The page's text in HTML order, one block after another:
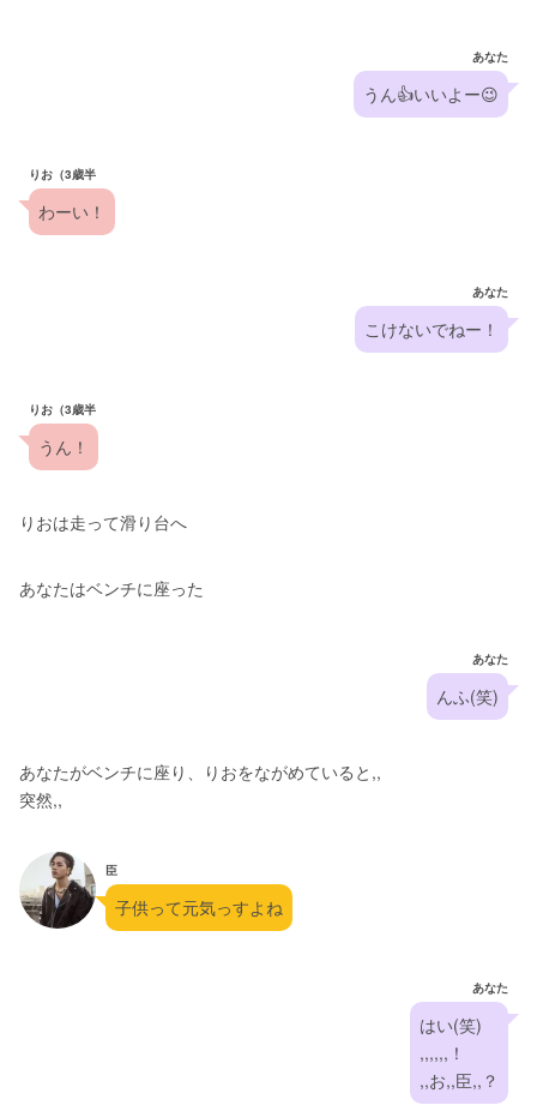
あなた
うん👍いいよー😉
りお（3歳半
わーい！
あなた
こけないでねー！
りお（3歳半
うん！
りおは走って滑り台へ
あなたはベンチに座った
あなた
んふ(笑)
あなたがベンチに座り、りおをながめていると,,
突然,,
臣
子供って元気っすよね
あなた
はい(笑)
,,,,,,！
,,お,,臣,,？